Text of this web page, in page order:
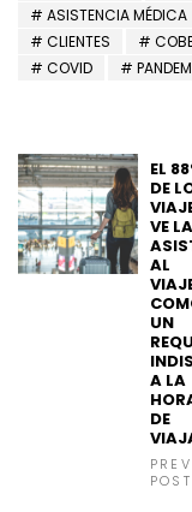
ASISTENCIA MÉDICA
CLIENTES
COVID
EL
DE
VE LA
AL
UN
A LA
DE
POST